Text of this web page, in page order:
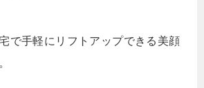
で手軽にリフトアップできる美顔